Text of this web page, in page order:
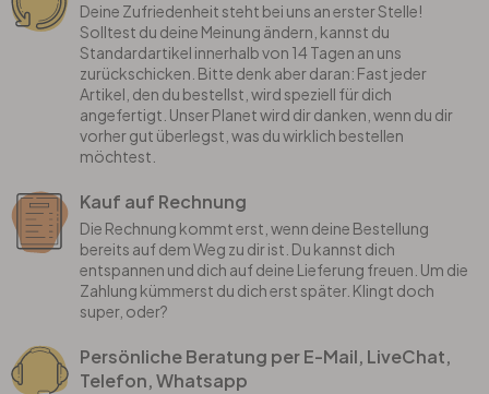
Deine Zufriedenheit steht bei uns an erster Stelle!
Solltest du deine Meinung ändern, kannst du
Standardartikel innerhalb von 14 Tagen an uns
zurückschicken. Bitte denk aber daran: Fast jeder
Artikel, den du bestellst, wird speziell für dich
angefertigt. Unser Planet wird dir danken, wenn du dir
vorher gut überlegst, was du wirklich bestellen
möchtest.
Kauf auf Rechnung
Die Rechnung kommt erst, wenn deine Bestellung
bereits auf dem Weg zu dir ist. Du kannst dich
entspannen und dich auf deine Lieferung freuen. Um die
Zahlung kümmerst du dich erst später. Klingt doch
super, oder?
Persönliche Beratung per E-Mail, LiveChat,
Telefon, Whatsapp